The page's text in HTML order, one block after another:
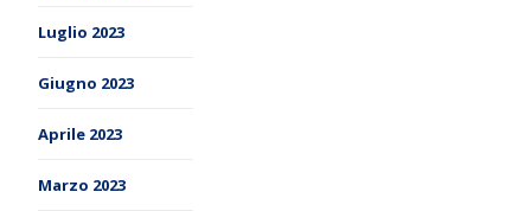
Luglio 2023
Giugno 2023
Aprile 2023
Marzo 2023